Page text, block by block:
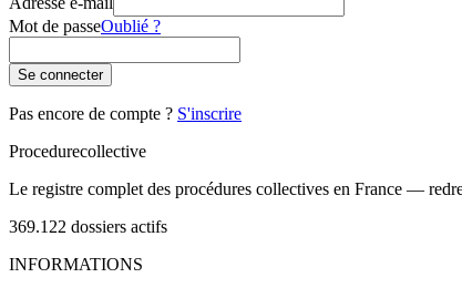
Mot de passeOublié ?
Se connecter
Pas encore de compte ? S'inscrire
Procedurecollective
Le registre complet des procédures collectives en France —
369.122 dossiers actifs
INFORMATIONS